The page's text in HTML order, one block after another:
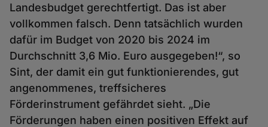
Landesbudget gerechtfertigt. Das ist aber
vollkommen falsch. Denn tatsächlich wurden
dafür im Budget von 2020 bis 2024 im
Durchschnitt 3,6 Mio. Euro ausgegeben!“, so
Sint, der damit ein gut funktionierendes, gut
angenommenes, treffsicheres
Förderinstrument gefährdet sieht. „Die
Förderungen haben einen positiven Effekt auf